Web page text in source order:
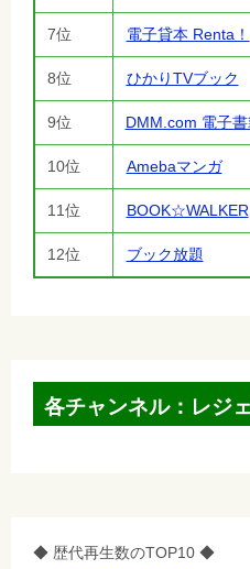
7位 電子貸本 Renta！
8位 ひかりTVブック
9位 DMM.com 電子
10位 Amebaマンガ
11位 BOOK☆WALKER
12位 ブック放題
各チャンネル：レジ
◆ 歴代再生数のTOP10 ◆